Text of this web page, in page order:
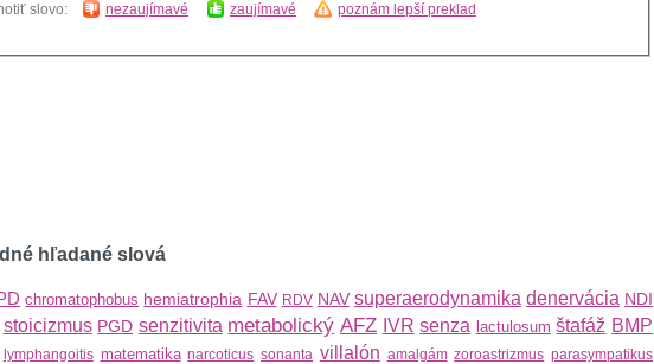
slovo:
nezaujímavé zaujímavé poznám lepší preklad
hľadané slová
chromatophobus hemiatrophia FAV RDV NAV superaerodynamika denervácia NDI
stoicizmus PGD senzitivita metabolický AFZ IVR senza lactulosum štafáž BMP
lymphangoitis matematika narcoticus sonanta villalón amalgám zoroastrizmus parasympatikus